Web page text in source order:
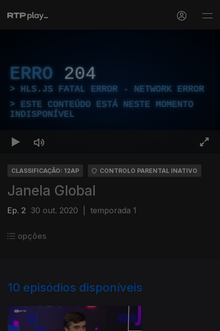
ERRO 204
HLS.JS FATAL ERROR - NETWORK ERROR
ESTE CONTEÚDO ESTÁ NESTE MOMENTO
INDISPONÍVEL
CLASSIFICAÇÃO: 12AP CONTROLO PARENTAL INATIVO
Janela Global
Ep. 2 30 out. 2020 temporada 1
opções
10 episódios disponíveis